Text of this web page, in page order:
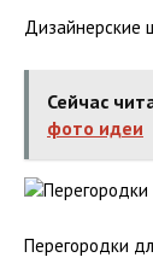
Дизайнерские
Сейчас
фото идеи
Перегородки